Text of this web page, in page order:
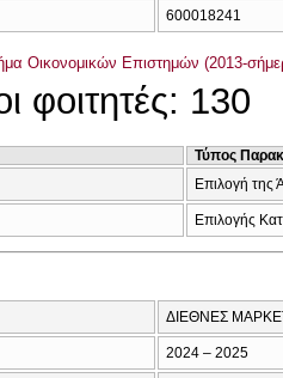
600018241
Οικονομικών Επιστημών (2013-
φοιτητές: 130
Τύπος
Επιλογή της
Επιλογής
ΔΙΕΘΝΕΣ
2024 – 2025